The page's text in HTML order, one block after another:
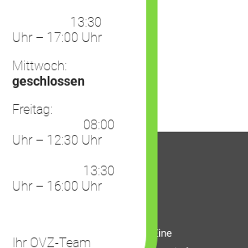
der Mensch im Mittelpunkt. Eine
13:30
Uhr – 17:00 Uhr
Mittwoch:
geschlossen
Freitag:
08:00
Uhr – 12:30 Uhr
13:30
Uhr – 16:00 Uhr
Ihr OVZ-Team